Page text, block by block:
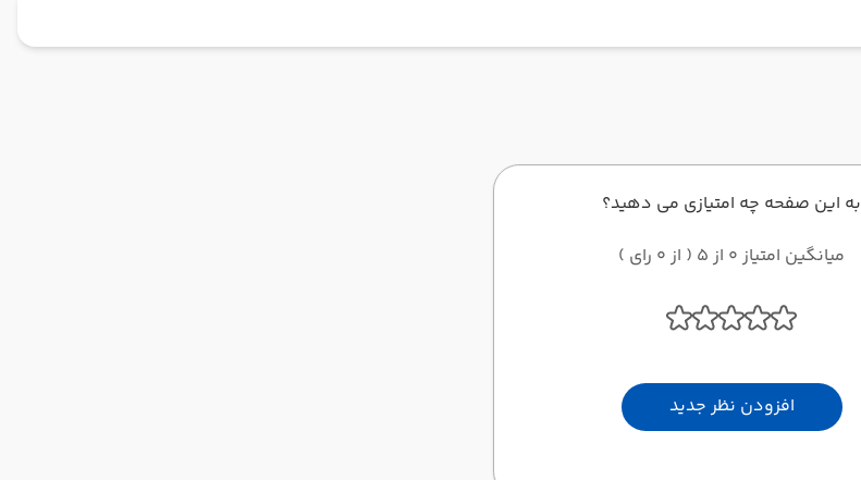
به این صفحه چه امتیازی می دهید؟
میانگین امتیاز 0 از 5 ( از 0 رای )
افزودن نظر جدید